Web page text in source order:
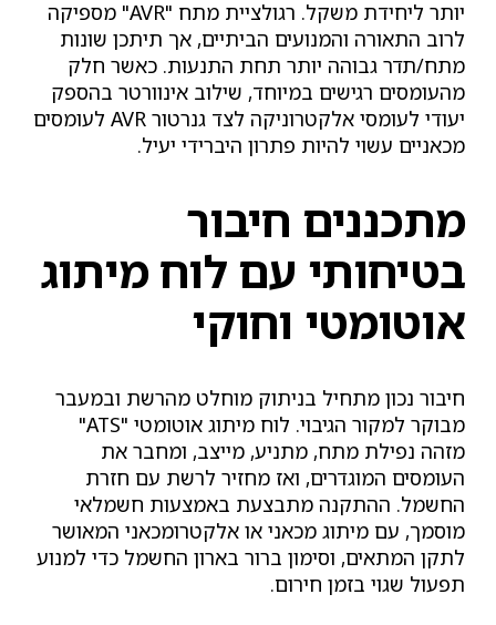
יותר ליחידת משקל. רגולציית מתח "AVR" מספיקה
לרוב התאורה והמנועים הביתיים, אך תיתכן שונות
מתח/תדר גבוהה יותר תחת התנעות. כאשר חלק
מהעומסים רגישים במיוחד, שילוב אינוורטר בהספק
יעודי לעומסי אלקטרוניקה לצד גנרטור AVR לעומסים
מכאניים עשוי להיות פתרון היברידי יעיל.
מתכננים חיבור
בטיחותי עם לוח מיתוג
אוטומטי וחוקי
חיבור נכון מתחיל בניתוק מוחלט מהרשת ובמעבר
מבוקר למקור הגיבוי. לוח מיתוג אוטומטי "ATS"
מזהה נפילת מתח, מתניע, מייצב, ומחבר את
העומסים המוגדרים, ואז מחזיר לרשת עם חזרת
החשמל. ההתקנה מתבצעת באמצעות חשמלאי
מוסמך, עם מיתוג מכאני או אלקטרומכאני המאושר
לתקן המתאים, וסימון ברור בארון החשמל כדי למנוע
תפעול שגוי בזמן חירום.